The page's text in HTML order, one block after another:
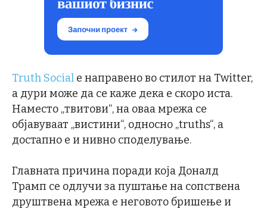
Truth Social е направено во стилот на Twitter,
а дури може да се каже дека е скоро иста.
Наместо „твитови“, на оваа мрежа се
објавуваат „вистини“, односно „truths“, а
достапно е и нивно споделување.
Главната причина поради која Доналд
Трамп се одлучи за пуштање на сопствена
друштвена мрежа е неговото бришење и